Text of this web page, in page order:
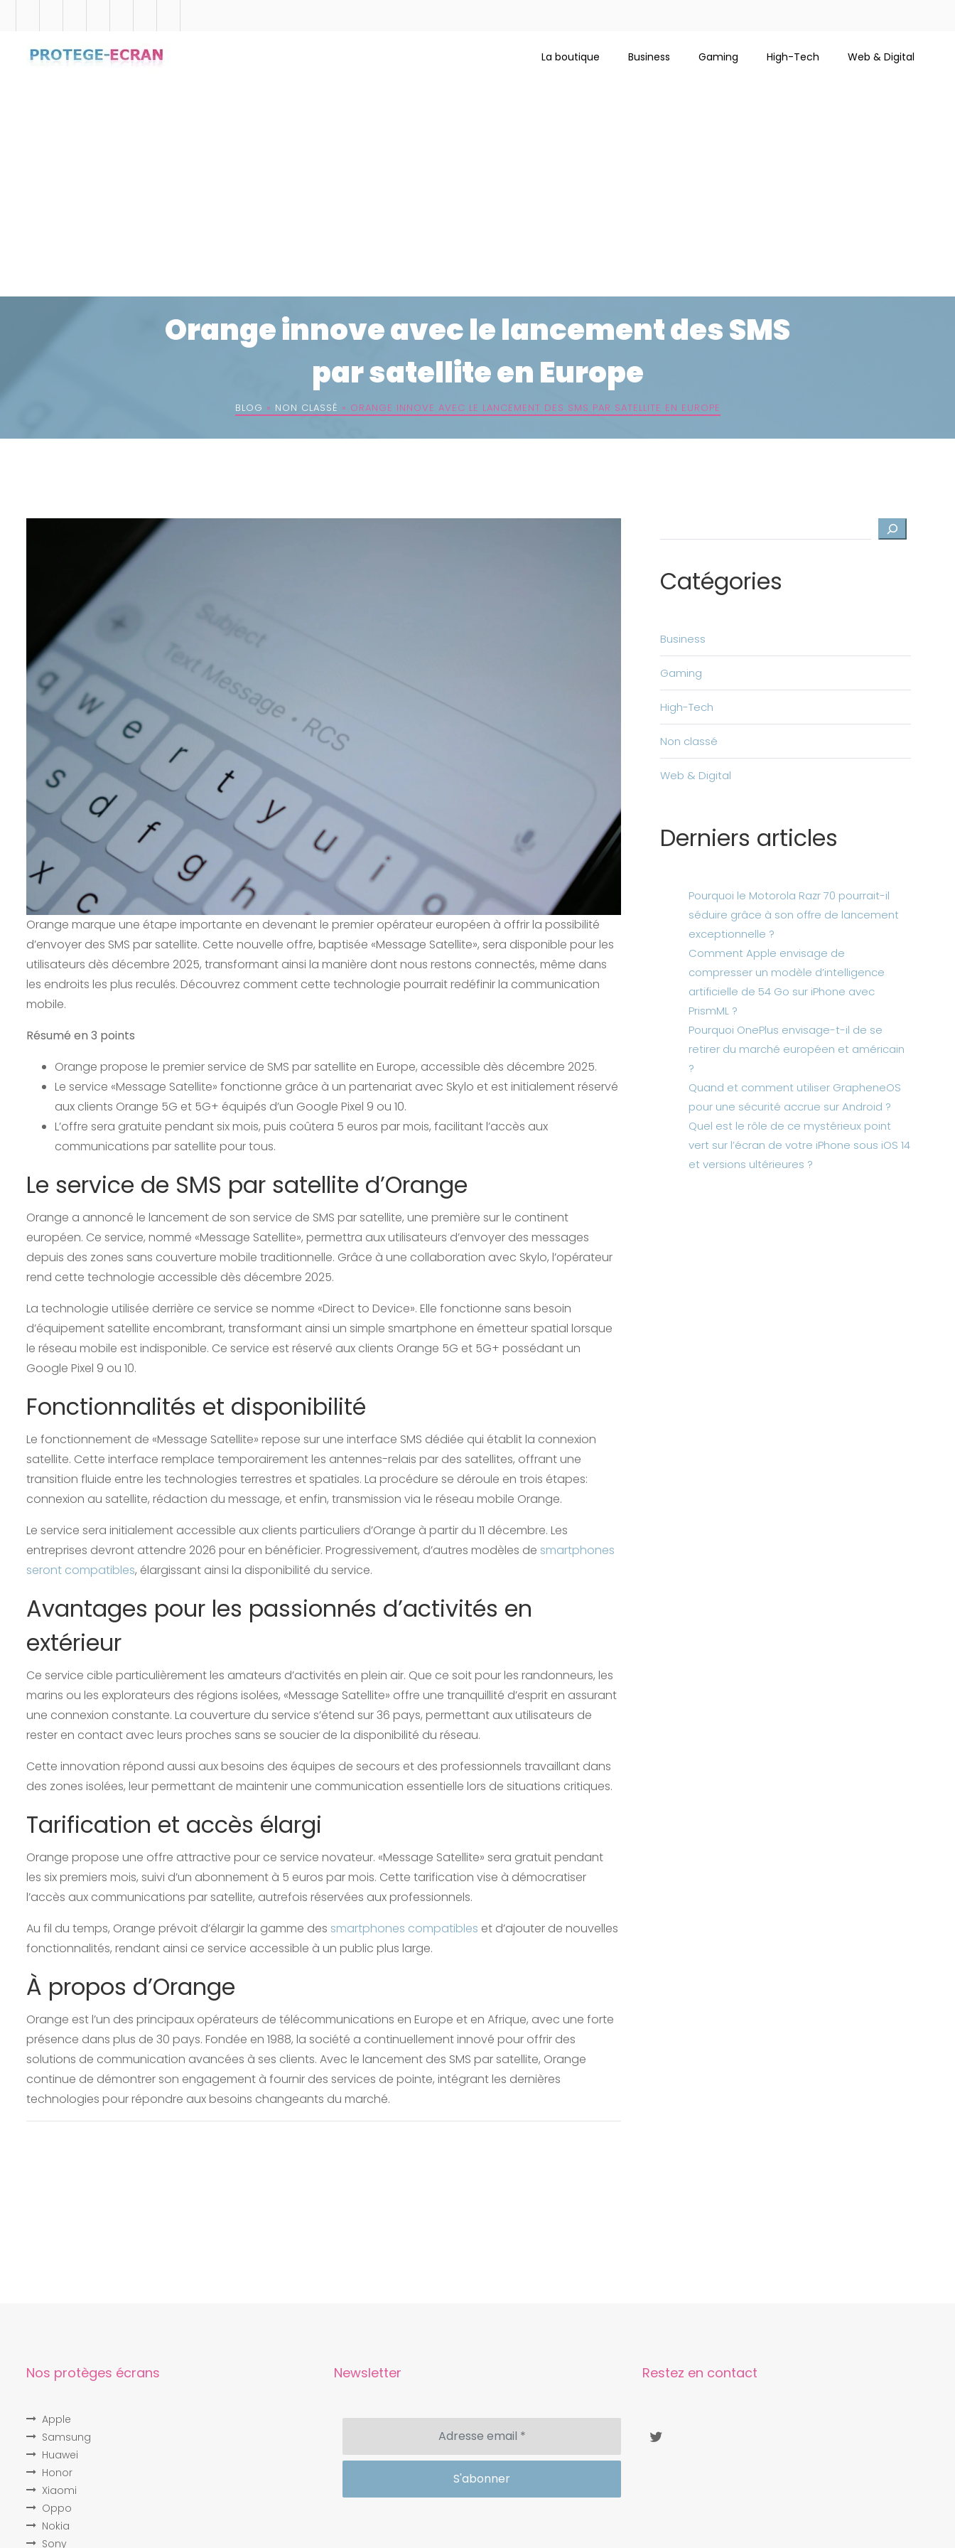
La boutique Business Gaming High-Tech Web & Digital
Orange innove avec le lancement des SMS
par satellite en Europe
BLOG » NON CLASSÉ » ORANGE INNOVE AVEC LE LANCEMENT DES SMS PAR SATELLITE EN EUROPE
Orange marque une étape importante en devenant le premier opérateur européen à offrir la possibilité
d’envoyer des SMS par satellite. Cette nouvelle offre, baptisée «Message Satellite», sera disponible pour les
utilisateurs dès décembre 2025, transformant ainsi la manière dont nous restons connectés, même dans
les endroits les plus reculés. Découvrez comment cette technologie pourrait redéfinir la communication
mobile.
Résumé en 3 points
Orange propose le premier service de SMS par satellite en Europe, accessible dès décembre 2025.
Le service «Message Satellite» fonctionne grâce à un partenariat avec Skylo et est initialement réservé
aux clients Orange 5G et 5G+ équipés d’un Google Pixel 9 ou 10.
L’offre sera gratuite pendant six mois, puis coûtera 5 euros par mois, facilitant l’accès aux
communications par satellite pour tous.
Le service de SMS par satellite d’Orange
Orange a annoncé le lancement de son service de SMS par satellite, une première sur le continent
européen. Ce service, nommé «Message Satellite», permettra aux utilisateurs d’envoyer des messages
depuis des zones sans couverture mobile traditionnelle. Grâce à une collaboration avec Skylo, l’opérateur
rend cette technologie accessible dès décembre 2025.
La technologie utilisée derrière ce service se nomme «Direct to Device». Elle fonctionne sans besoin
d’équipement satellite encombrant, transformant ainsi un simple smartphone en émetteur spatial lorsque
le réseau mobile est indisponible. Ce service est réservé aux clients Orange 5G et 5G+ possédant un
Google Pixel 9 ou 10.
Fonctionnalités et disponibilité
Le fonctionnement de «Message Satellite» repose sur une interface SMS dédiée qui établit la connexion
satellite. Cette interface remplace temporairement les antennes-relais par des satellites, offrant une
transition fluide entre les technologies terrestres et spatiales. La procédure se déroule en trois étapes:
connexion au satellite, rédaction du message, et enfin, transmission via le réseau mobile Orange.
Le service sera initialement accessible aux clients particuliers d’Orange à partir du 11 décembre. Les
entreprises devront attendre 2026 pour en bénéficier. Progressivement, d’autres modèles de smartphones
seront compatibles, élargissant ainsi la disponibilité du service.
Avantages pour les passionnés d’activités en
extérieur
Ce service cible particulièrement les amateurs d’activités en plein air. Que ce soit pour les randonneurs, les
marins ou les explorateurs des régions isolées, «Message Satellite» offre une tranquillité d’esprit en assurant
une connexion constante. La couverture du service s’étend sur 36 pays, permettant aux utilisateurs de
rester en contact avec leurs proches sans se soucier de la disponibilité du réseau.
Cette innovation répond aussi aux besoins des équipes de secours et des professionnels travaillant dans
des zones isolées, leur permettant de maintenir une communication essentielle lors de situations critiques.
Tarification et accès élargi
Orange propose une offre attractive pour ce service novateur. «Message Satellite» sera gratuit pendant
les six premiers mois, suivi d’un abonnement à 5 euros par mois. Cette tarification vise à démocratiser
l’accès aux communications par satellite, autrefois réservées aux professionnels.
Au fil du temps, Orange prévoit d’élargir la gamme des smartphones compatibles et d’ajouter de nouvelles
fonctionnalités, rendant ainsi ce service accessible à un public plus large.
À propos d’Orange
Orange est l’un des principaux opérateurs de télécommunications en Europe et en Afrique, avec une forte
présence dans plus de 30 pays. Fondée en 1988, la société a continuellement innové pour offrir des
solutions de communication avancées à ses clients. Avec le lancement des SMS par satellite, Orange
continue de démontrer son engagement à fournir des services de pointe, intégrant les dernières
technologies pour répondre aux besoins changeants du marché.
Catégories
Business
Gaming
High-Tech
Non classé
Web & Digital
Derniers articles
Pourquoi le Motorola Razr 70 pourrait-il
séduire grâce à son offre de lancement
exceptionnelle ?
Comment Apple envisage de
compresser un modèle d’intelligence
artificielle de 54 Go sur iPhone avec
PrismML ?
Pourquoi OnePlus envisage-t-il de se
retirer du marché européen et américain
?
Quand et comment utiliser GrapheneOS
pour une sécurité accrue sur Android ?
Quel est le rôle de ce mystérieux point
vert sur l’écran de votre iPhone sous iOS 14
et versions ultérieures ?
Nos protèges écrans
Apple
Samsung
Huawei
Honor
Xiaomi
Oppo
Nokia
Sony
Newsletter Restez en contact